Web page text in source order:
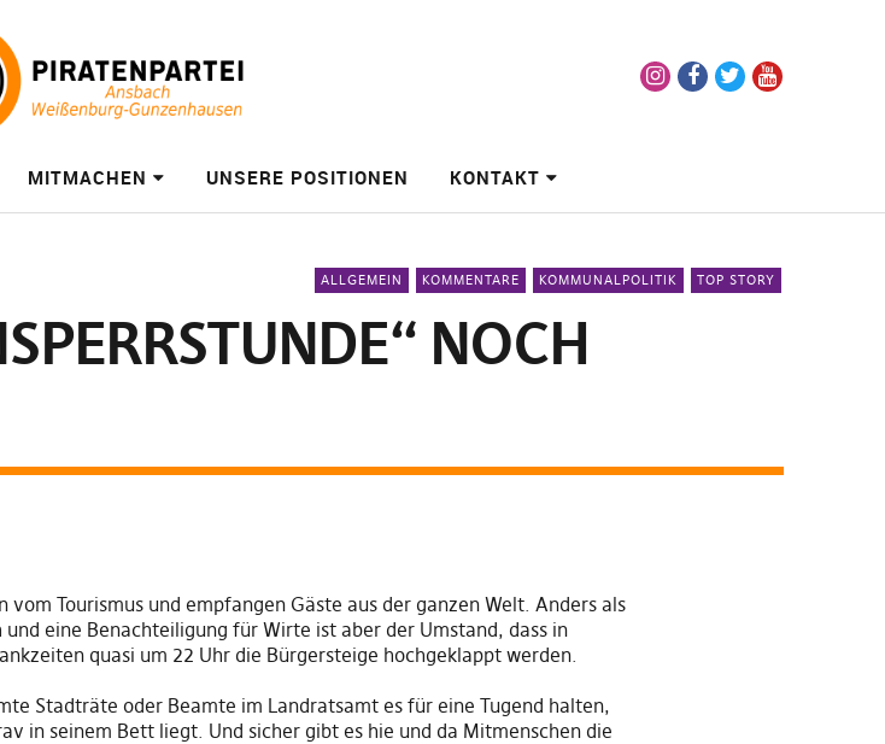
MITMACHEN UNSERE POSITIONEN KONTAKT
ALLGEMEIN KOMMENTARE KOMMUNALPOLITIK TOP STORY
NOCH Z
Tourismus und empfangen Gäste aus der ganzen Welt. Anders als
eine Benachteiligung für Wirte ist aber der Umstand, dass in
quasi um 22 Uhr die Bürgersteige hochgeklappt werden.
Stadträte oder Beamte im Landratsamt es für eine Tugend halten,
in seinem Bett liegt. Und sicher gibt es hie und da Mitmenschen die